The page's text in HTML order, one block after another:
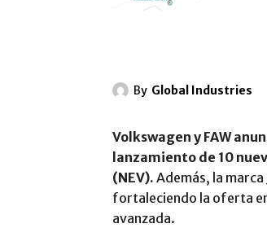
By Global Industries
Volkswagen y FAW
lanzamiento de 10
(NEV). Además, la
fortaleciendo la oferta
avanzada.